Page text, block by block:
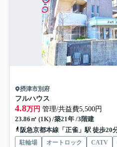
摂津市別府
フルハウス
4.8万円 管理/共益費5,500円
23.86㎡ (1K) /築21年 /3階建
阪急京都本線「正雀」駅 徒歩20
駐輪場 オートロック CATV